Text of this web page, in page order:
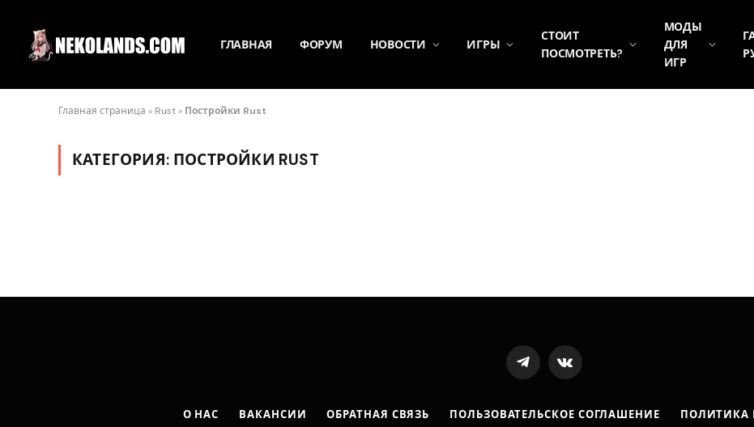
ГЛАВНАЯ ФОРУМ НОВОСТИ ИГРЫ
СТОИТ
ПОСМОТРЕТЬ?
МОДЫ
ДЛЯ
ИГР
Главная страница » Rust » Постройки Rust
КАТЕГОРИЯ: ПОСТРОЙКИ RUST
TelegramVKontakte
О НАС ВАКАНСИИ ОБРАТНАЯ СВЯЗЬ ПОЛЬЗОВАТЕЛЬСКОЕ СОГЛАШЕНИЕ ПОЛИТИКА